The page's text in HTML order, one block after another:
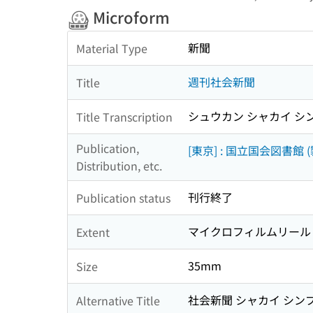
Microform
Material Type 新聞
Title 週刊社会新聞
Title Transcription
シュウカン シャカイ シ
Publication,
Distribution, etc.
[東京] : 国立国会図書館 (
Publication status 刊行終了
Extent マイクロフィルムリール
Size 35mm
Alternative Title
社会新聞 シャカイ シン